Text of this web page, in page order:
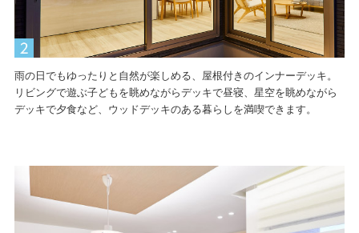
雨の日でもゆったりと自然が楽しめる、屋根付きのインナーデッキ。
リビングで遊ぶ子どもを眺めながらデッキで昼寝、星空を眺めながら
デッキで夕食など、ウッドデッキのある暮らしを満喫できます。